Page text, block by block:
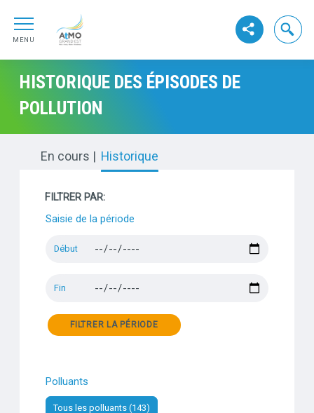
Aller au premier menu de navigation
Aller à la recherche
MENU
ATMO GrandEst
Voir les réseaux
Ouvrir
HISTORIQUE DES ÉPISODES DE
POLLUTION
En cours Historique
FILTRER PAR:
Saisie de la période
Début
Fin
FILTRER LA PÉRIODE
Polluants
Tous les polluants (143)